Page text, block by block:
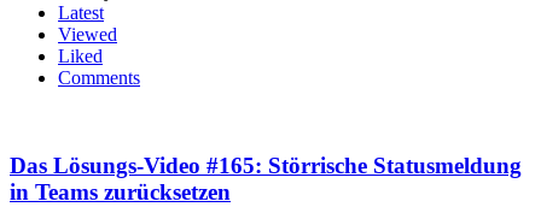
Latest
Viewed
Liked
Comments
Das Lösungs-Video #165: Störrische Statusmeldung
in Teams zurücksetzen